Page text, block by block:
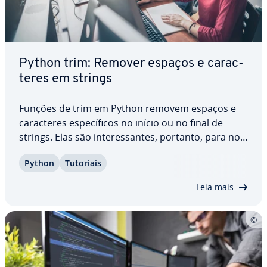
Python trim: Remover espaços e ca­rac­
te­res em strings
Funções de trim em Python removem espaços e
ca­rac­te­res es­pe­cí­fi­cos no início ou no final de
strings. Elas são in­te­res­san­tes, portanto, para nor­
rac­te­res, você garante re­pre­sen­ta­ções mais con­
Python Tutoriais
Leia mais